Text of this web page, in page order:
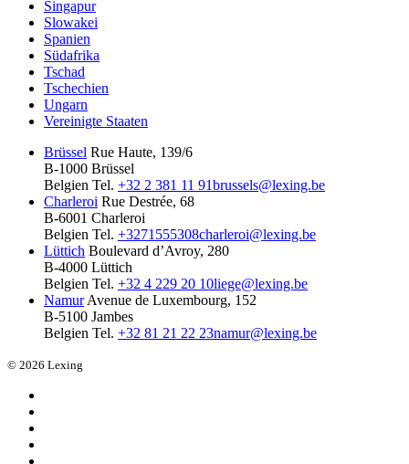
Singapur
Slowakei
Spanien
Südafrika
Tschad
Tschechien
Ungarn
Vereinigte Staaten
Brüssel Rue Haute, 139/6
B-1000 Brüssel
Belgien Tel. +32 2 381 11 91brussels@lexing.be
Charleroi Rue Destrée, 68
B-6001 Charleroi
Belgien Tel. +3271555308charleroi@lexing.be
Lüttich Boulevard d’Avroy, 280
B-4000 Lüttich
Belgien Tel. +32 4 229 20 10liege@lexing.be
Namur Avenue de Luxembourg, 152
B-5100 Jambes
Belgien Tel. +32 81 21 22 23namur@lexing.be
© 2026 Lexing